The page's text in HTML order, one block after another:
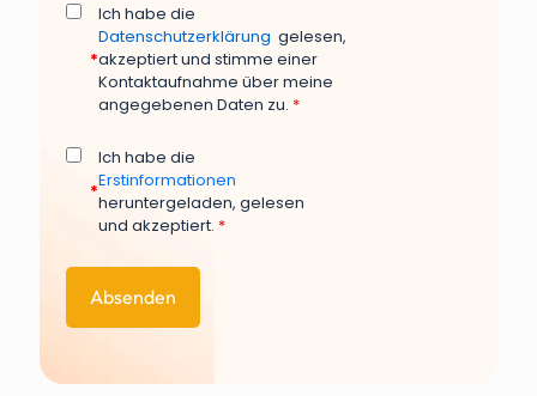
*
Ich habe die
Datenschutzerklärung gelesen,
akzeptiert und stimme einer
Kontaktaufnahme über meine
angegebenen Daten zu. *
*
Ich habe die
Erstinformationen
heruntergeladen, gelesen
und akzeptiert. *